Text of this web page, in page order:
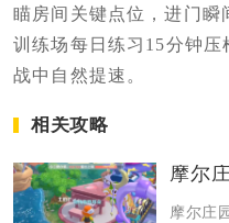
瞄房间关键点位，进门瞬
训练场每日练习15分钟
战中自然提速。
相关攻略
摩尔